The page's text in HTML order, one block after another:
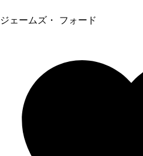
ジェームズ・ フォード